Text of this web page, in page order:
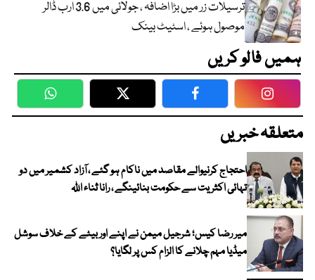
ترسیلات زر میں بڑا اضافہ ، جولائی میں 3.6 ارب ڈالر
موصول ہوئے ، اسٹیٹ بینک
ہمیں فالو کریں
WhatsApp Twitter Facebook
متعلقہ خبریں
احتجاج کرنیوالے مقاصد میں ناکام ہو گئے ، آزاد کشمیر میں دو
تہائی اکثریت سے حکومت بنائینگے ، رانا ثناء اللہ
میر رضا کیس؛ شرجیل میمن نے اپنے اور بیٹے کے خلاف سوشل
میڈیا مہم چلانے کا الزام کس پر لگایا؟